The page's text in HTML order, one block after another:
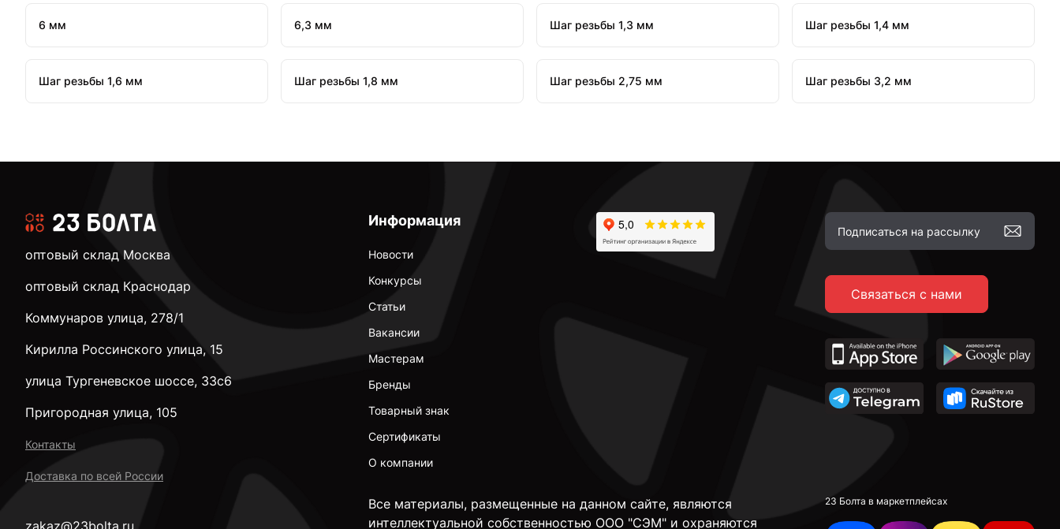
6 мм 6,3 мм Шаг резьбы 1,3 мм Шаг резьбы 1,4 мм
Шаг резьбы 1,6 мм Шаг резьбы 1,8 мм Шаг резьбы 2,75 мм Шаг резьбы 3,2 мм
Информация
Новости
Конкурсы
Статьи
Вакансии
Мастерам
Бренды
Товарный знак
Сертификаты
О компании
Связаться с нами
Все материалы, размещенные на данном сайте, являются
интеллектуальной собственностью ООО "СЭМ" и охраняются
23 Болта в маркетплейсах
оптовый склад Москва
оптовый склад Краснодар
Коммунаров улица, 278/1
Кирилла Россинского улица, 15
улица Тургеневское шоссе, 33с6
Пригородная улица, 105
Контакты
Доставка по всей России
zakaz@23bolta.ru